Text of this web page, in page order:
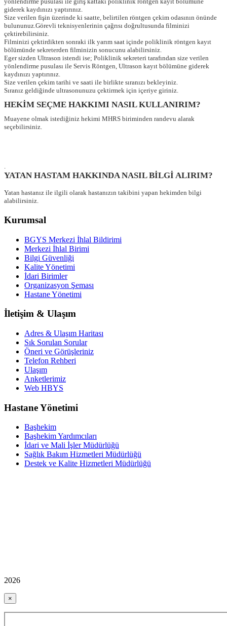
giderek kaydınızı yaptırınız.
Size verilen fişin üzerinde ki saatte, belirtilen röntgen çekim odasının önünde
bulununuz.Görevli teknisyenlerinin çağrısı doğrultusunda filminizi
çektirebilirsiniz.
Filminizi çektirdikten sonraki ilk yarım saat içinde poliklinik röntgen kayıt
bölümünde sekreterden filminizin sonucunu alabilirsiniz.
Eger sizden Ultrason istendi ise; Poliklinik sekreteri tarafından size verilen
yönlendirme pusulası ile Servis Röntgen, Ultrason kayıt bölümüne giderek
kaydınızı yaptırınız.
Size verilen çekim tarihi ve saati ile birlikte sıranızı bekleyiniz.
Sıranız geldiğinde ultrasonunuzu çektirmek için içeriye giriniz.
HEKİM SEÇME HAKKIMI NASIL KULLANIRIM?
Muayene olmak istediğiniz hekimi MHRS biriminden randevu alarak
seçebilirsiniz.
.
YATAN HASTAM HAKKINDA NASIL BİLGİ ALIRIM?
Yatan hastanız ile ilgili olarak hastanızın takibini yapan hekimden bilgi
alabilirsiniz.
Kurumsal
BGYS Merkezi İhlal Bildirimi
Merkezi İhlal Birimi
Bilgi Güvenliği
Kalite Yönetimi
İdari Birimler
Organizasyon Şeması
Hastane Yönetimi
İletişim & Ulaşım
Adres & Ulaşım Haritası
Sık Sorulan Sorular
Öneri ve Görüşleriniz
Telefon Rehberi
Ulaşım
Anketlerimiz
Web HBYS
Hastane Yönetimi
Başhekim
Başhekim Yardımcıları
İdari ve Mali İşler Müdürlüğü
Sağlık Bakım Hizmetleri Müdürlüğü
Destek ve Kalite Hizmetleri Müdürlüğü
2026
×